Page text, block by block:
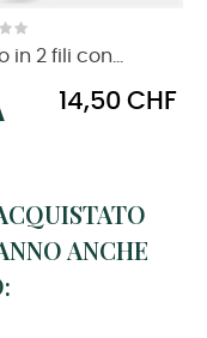
in 2 fili con...
Prezzo
14,50 CHF
ANCHE